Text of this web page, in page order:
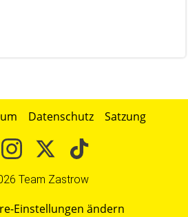
Team Zastrow
Datenschutz Satzung
Einstellungen ändern